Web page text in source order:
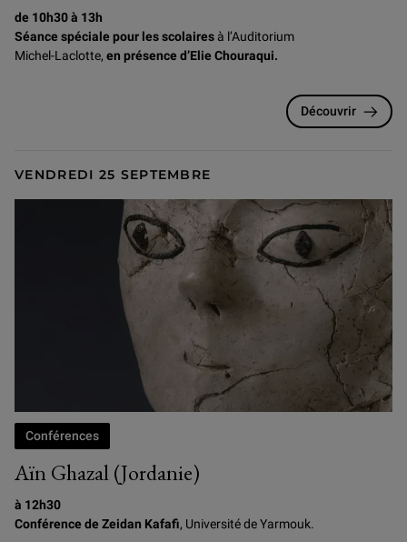
de 10h30 à 13h
Séance spéciale pour les scolaires à l’Auditorium
Michel-Laclotte, en présence d’Elie Chouraqui.
Découvrir
VENDREDI 25 SEPTEMBRE
Aïn Ghazal (Jordanie)
Conférences
à 12h30
Conférence de Zeidan Kafafi, Université de Yarmouk.